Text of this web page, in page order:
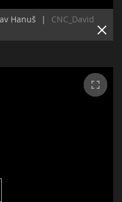
Hanuš |
CNC_David